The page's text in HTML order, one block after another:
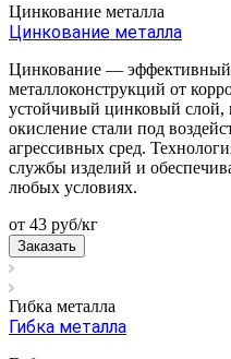
Цинкование металла
Цинкование металла
Цинкование — эффективный
металлоконструкций от
устойчивый цинковый слой,
окисление стали под
агрессивных сред.
службы изделий и
любых условиях.
от 43 руб/кг
Заказать
Гибка металла
Гибка металла